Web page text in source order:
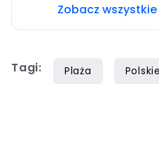
Podróżuję
Zobacz
Tagi: Plaża